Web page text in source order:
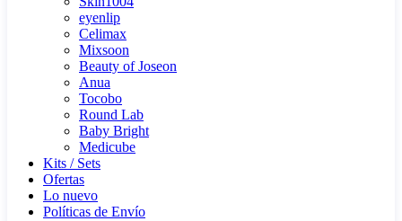
eyenlip
Celimax
Mixsoon
Beauty of Joseon
Anua
Tocobo
Round Lab
Baby Bright
Medicube
Kits / Sets
Ofertas
Lo nuevo
Políticas de Envío